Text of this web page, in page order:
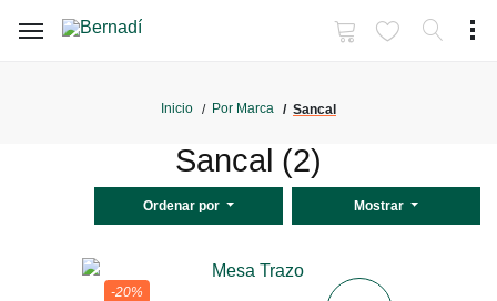
Inicio Por Marca Sancal
Sancal (2)
Ordenar por Mostrar
-20%